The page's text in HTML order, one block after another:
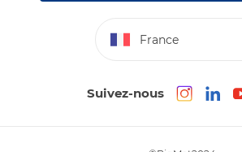
France
Suivez-nous